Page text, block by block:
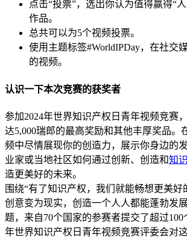
点击“投票”，选出你认为值得赢得“
作品。
总共可以为5个视频投票。
使用主题标签#WorldIPDay，在社交
的视频。
认识一下本次竞赛的获奖者
参加2024年世界知识产权日青年视频竞赛
达5,000瑞郎的最高奖励和其他丰厚奖品。
频中尽情展现你的创造力，展示你身边的
业家或当地社区如何通过创新、创造和知
造更美好的未来。
围绕“有了知识产权，我们就能畅想更美好
创意变为现实，创造一个人人都能蓬勃发
题，来自70个国家的参赛者提交了超过100
年世界知识产权日青年视频竞赛评委会对